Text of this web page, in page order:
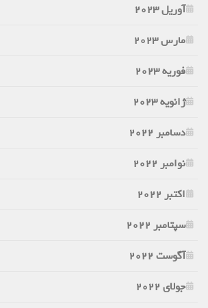
آوریل 2023
مارس 2023
فوریه 2023
ژانویه 2023
دسامبر 2022
نوامبر 2022
اکتبر 2022
سپتامبر 2022
آگوست 2022
جولای 2022